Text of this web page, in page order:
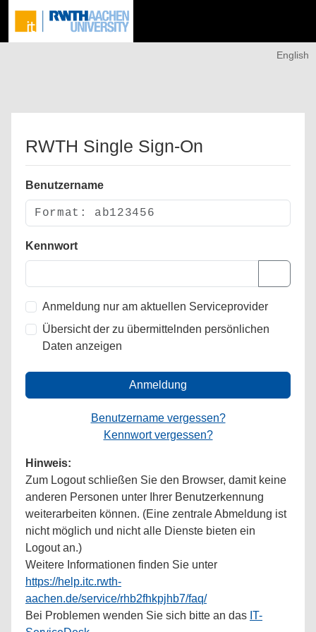
English
RWTH Single Sign-On
Benutzername
Kennwort
Anmeldung nur am aktuellen Serviceprovider
Übersicht der zu übermittelnden persönlichen
Daten anzeigen
Anmeldung
Benutzername vergessen?
Kennwort vergessen?
Hinweis:
Zum Logout schließen Sie den Browser, damit keine
anderen Personen unter Ihrer Benutzerkennung
weiterarbeiten können. (Eine zentrale Abmeldung ist
nicht möglich und nicht alle Dienste bieten ein
Logout an.)
Weitere Informationen finden Sie unter
https://help.itc.rwth-
aachen.de/service/rhb2fhkpjhb7/faq/
Bei Problemen wenden Sie sich bitte an das IT-